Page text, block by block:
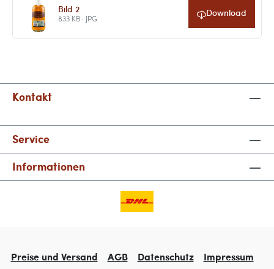
Bild 2
833 KB · JPG Download
Kontakt
Service
Informationen
Preise und Versand AGB Datenschutz Impressum